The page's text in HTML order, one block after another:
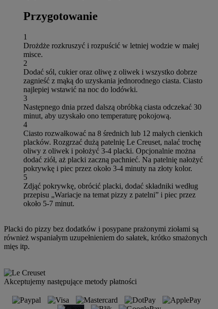
Przygotowanie
1
Drożdże rozkruszyć i rozpuścić w letniej wodzie w małej
misce.
2
Dodać sól, cukier oraz oliwę z oliwek i wszystko dobrze
zagnieść z mąką do uzyskania jednorodnego ciasta. Ciasto
najlepiej wstawić na noc do lodówki.
3
Następnego dnia przed dalszą obróbką ciasta odczekać 30
minut, aby uzyskało ono temperaturę pokojową.
4
Ciasto rozwałkować na 8 średnich lub 12 małych cienkich
placków. Rozgrzać dużą patelnię Le Creuset, nalać trochę
oliwy z oliwek i położyć 3-4 placki. Opcjonalnie można
dodać ziół, aż placki zaczną pachnieć. Na patelnię nałożyć
pokrywkę i piec przez około 3-4 minuty na złoty kolor.
5
Zdjąć pokrywkę, obrócić placki, dodać składniki według
przepisu „Wariacje na temat pizzy z patelni” i piec przez
około 5-7 minut.
Placki do pizzy bez dodatków i posypane prażonymi ziołami są
również wspaniałym uzupełnieniem do sałatek, krótko smażonych
mięs itp.
Akceptujemy następujące metody płatności